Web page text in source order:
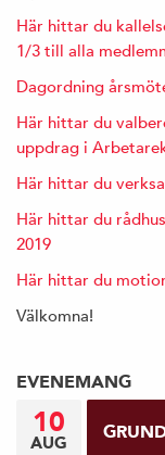
Här hittar du
1/3 till alla
Dagordning
Här hittar du
uppdrag i
Här hittar du
Här hittar du
2019
Här hittar du
Välkomna!
EVENEMANG
10
AUG